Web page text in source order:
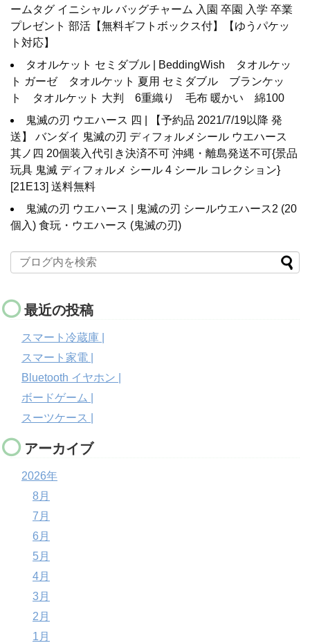
ームタグ イニシャル バッグチャーム 入園 卒園 入学 卒業
プレゼント 部活【無料ギフトボックス付】【ゆうパケッ
ト対応】
タオルケット セミダブル | BeddingWish タオルケッ
ト ガーゼ タオルケット 夏用 セミダブル ブランケッ
ト タオルケット 大判 6重織り 毛布 暖かい 綿100
鬼滅の刃 ウエハース 四 | 【予約品 2021/7/19以降 発
送】 バンダイ 鬼滅の刃 ディフォルメシール ウエハース
其ノ四 20個装入代引き決済不可 沖縄・離島発送不可{景品
玩具 鬼滅 ディフォルメ シール 4 シール コレクション}
[21E13] 送料無料
鬼滅の刃 ウエハース | 鬼滅の刃 シールウエハース2 (20
個入) 食玩・ウエハース (鬼滅の刃)
最近の投稿
スマート冷蔵庫 |
スマート家電 |
Bluetooth イヤホン |
ボードゲーム |
スーツケース |
アーカイブ
2026年
8月
7月
6月
5月
4月
3月
2月
1月